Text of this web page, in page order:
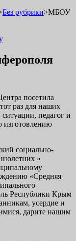
Без рубрики>МБОУ
посетила
раз для наших
педагог и
изготовлению
социально-
»
«Средняя
Республики Крым
усердие и
дарите нашим